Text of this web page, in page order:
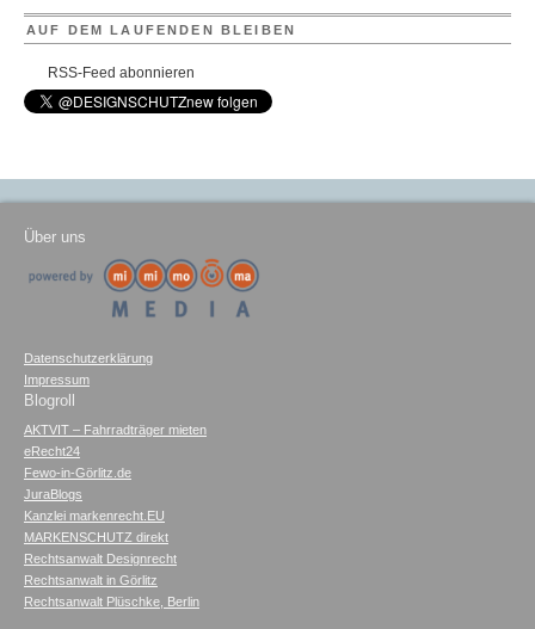
AUF DEM LAUFENDEN BLEIBEN
RSS-Feed abonnieren
Über uns
Datenschutzerklärung
Impressum
Blogroll
AKTVIT – Fahrradträger mieten
eRecht24
Fewo-in-Görlitz.de
JuraBlogs
Kanzlei markenrecht.EU
MARKENSCHUTZ direkt
Rechtsanwalt Designrecht
Rechtsanwalt in Görlitz
Rechtsanwalt Plüschke, Berlin